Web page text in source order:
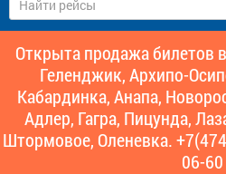
Открыта продажа билетов
Геленджик, Архипо-
Кабардинка, Анапа,
Адлер, Гагра, Пицунда,
Штормовое, Оленевка.
06-60